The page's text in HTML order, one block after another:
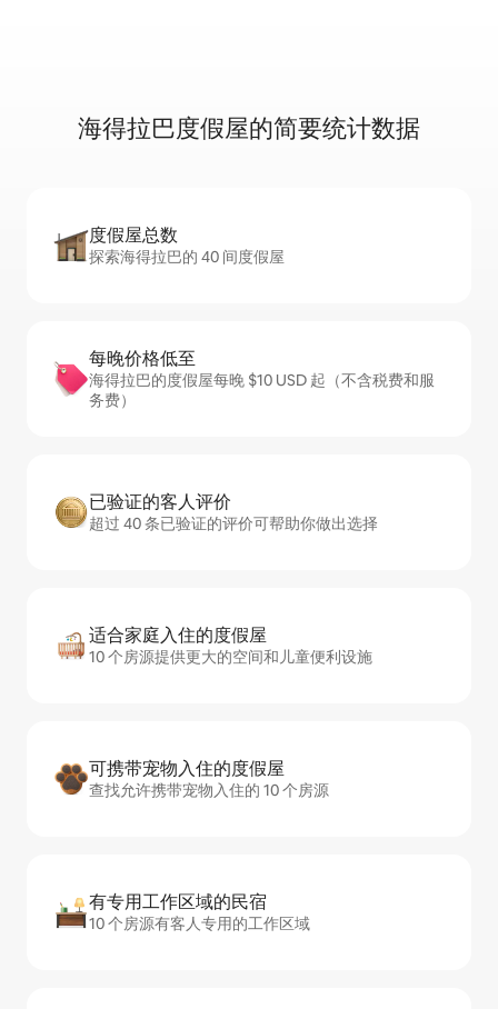
海得拉巴度假屋的简要统计数据
度假屋总数
探索海得拉巴的 40 间度假屋
每晚价格低至
海得拉巴的度假屋每晚 $10 USD 起（不含税费和服
务费）
已验证的客人评价
超过 40 条已验证的评价可帮助你做出选择
适合家庭入住的度假屋
10 个房源提供更大的空间和儿童便利设施
可携带宠物入住的度假屋
查找允许携带宠物入住的 10 个房源
有专用工作区域的民宿
10 个房源有客人专用的工作区域